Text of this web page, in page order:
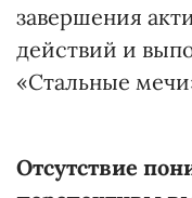
завершения
действий и
«Стальные
Отсутствие